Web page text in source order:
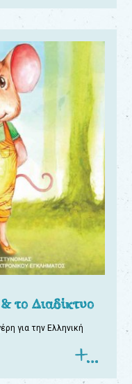
το Διαδίκτυο
για την Ελληνική